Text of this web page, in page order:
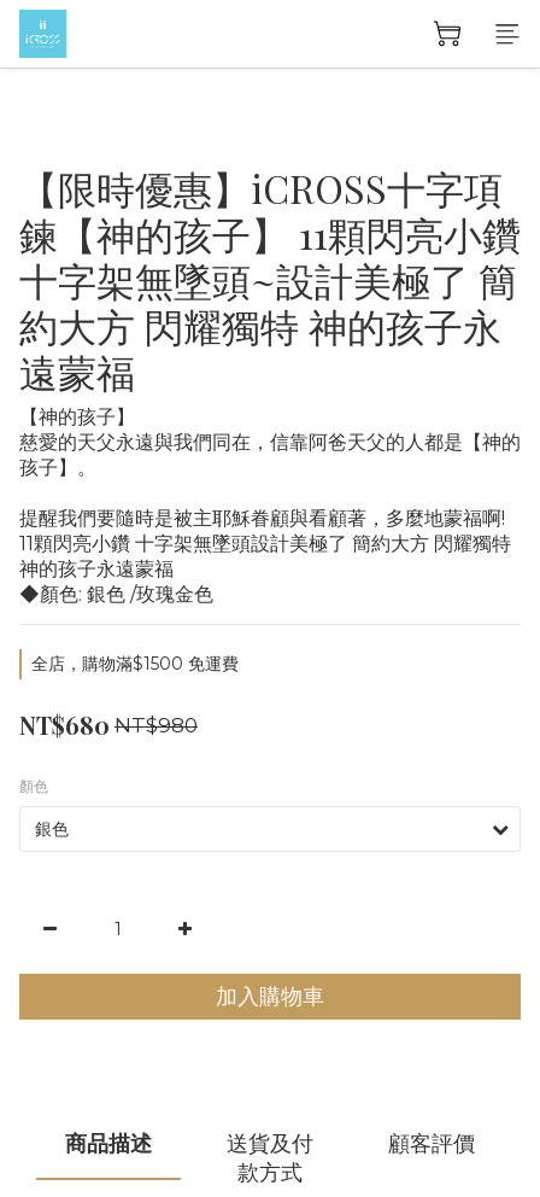
【限時優惠】iCROSS十字項
鍊【神的孩子】 11顆閃亮小鑽
十字架無墜頭~設計美極了 簡
約大方 閃耀獨特 神的孩子永
遠蒙福
【神的孩子】
慈愛的天父永遠與我們同在，信靠阿爸天父的人都是【神的
孩子】。
提醒我們要隨時是被主耶穌眷顧與看顧著，多麼地蒙福啊!
11顆閃亮小鑽 十字架無墜頭設計美極了 簡約大方 閃耀獨特
神的孩子永遠蒙福
◆顏色: 銀色 /玫瑰金色
全店，購物滿$1500 免運費
NT$680 NT$980
顏色
加入購物車
商品描述
送貨及付
款方式
顧客評價